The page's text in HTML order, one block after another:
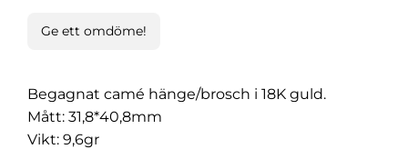
Ge ett omdöme!
Begagnat camé hänge/brosch i 18K guld.
Mått: 31,8*40,8mm
Vikt: 9,6gr